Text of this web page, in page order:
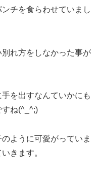
チを食らわせていまし
れ方をしなかった事が
を出すなんていかにも
すね(^_^;)
ように可愛がっていま
きます。